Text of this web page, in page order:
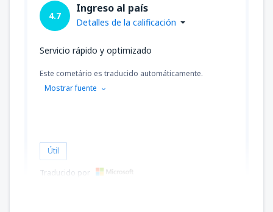
4.7
Ingreso al país
Detalles de la calificación
Servicio rápido y optimizado
Este cometário es traducido automáticamente.
Mostrar fuente
Útil
Traducido por